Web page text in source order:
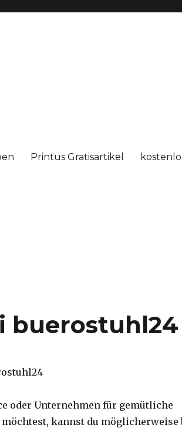
Printus Gratisartikel
buerostuhl24
oder Unternehmen für gemütliche
kannst du möglicherweise